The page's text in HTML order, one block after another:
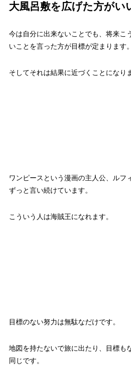
大風呂敷を広げた方がい
今は自分に出来ないことでも、将来こ
いことを言った方が目標が定まります。
そしてそれは結果に近づくことになり
ワンピースという漫画の主人公、ルフ
ずっと言い続けています。
こういう人は海賊王になれます。
目標のない努力は無駄なだけです。
地図を持たないで旅に出たり、目標も
同じです。